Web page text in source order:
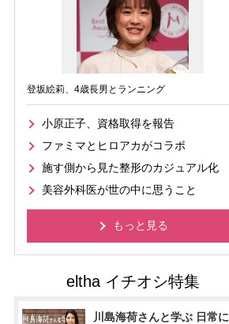
登坂絵莉、4歳長男とランニング
小原正子、資格取得を報告
ファミマとヒロアカがコラボ
施す側から見た整形のカジュアル化
美容外科医が世の中に思うこと
もっと見る
川島海荷さんと学ぶ 日常に